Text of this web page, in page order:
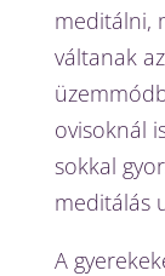
meditálni,
váltanak
ovisoknál
sokkal
meditálás
A